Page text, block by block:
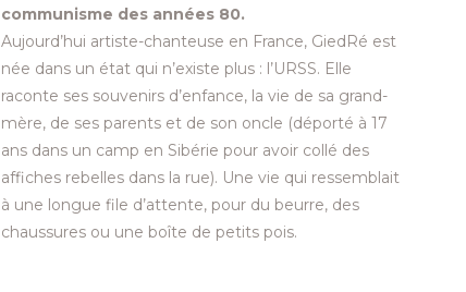
communisme des années 80.
Aujourd’hui artiste-chanteuse en France, GiedRé est
née dans un état qui n’existe plus : l’URSS. Elle
raconte ses souvenirs d’enfance, la vie de sa grand-
mère, de ses parents et de son oncle (déporté à 17
ans dans un camp en Sibérie pour avoir collé des
affiches rebelles dans la rue). Une vie qui ressemblait
à une longue file d’attente, pour du beurre, des
chaussures ou une boîte de petits pois.